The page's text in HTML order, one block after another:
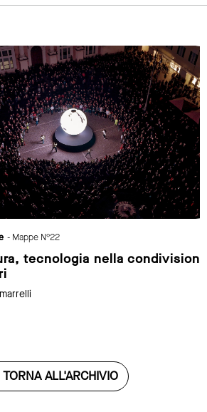
N°22
nella condivisione
link to page
TORNA ALL'ARCHIVIO